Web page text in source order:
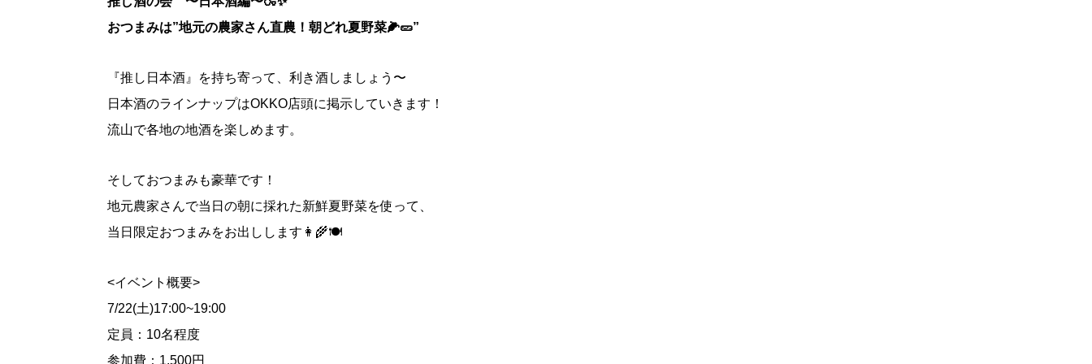
おつまみは”地元の農家さん直農！朝どれ夏野菜🌽🥒”
『推し日本酒』を持ち寄って、利き酒しましょう〜
日本酒のラインナップはOKKO店頭に掲示していきます！
流山で各地の地酒を楽しめます。
そしておつまみも豪華です！
地元農家さんで当日の朝に採れた新鮮夏野菜を使って、
当日限定おつまみをお出しします👩‍🌾🍽
<イベント概要>
7/22(土)17:00~19:00
定員：10名程度
参加費：1,500円